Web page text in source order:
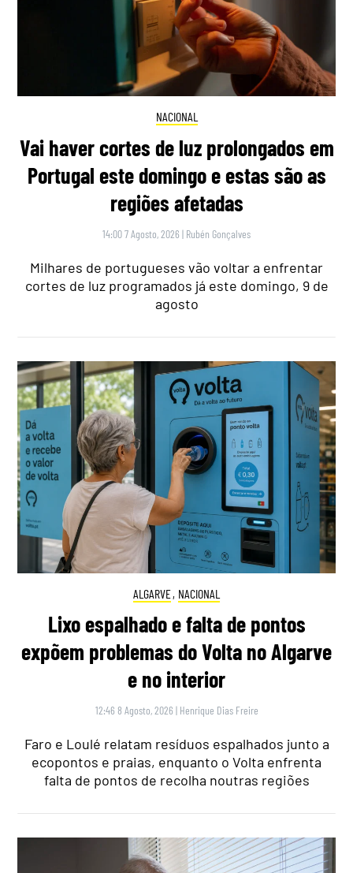
NACIONAL
Vai haver cortes de luz prolongados em
Portugal este domingo e estas são as
regiões afetadas
14:00 7 Agosto, 2026 | Rubén Gonçalves
Milhares de portugueses vão voltar a enfrentar
cortes de luz programados já este domingo, 9 de
agosto
ALGARVE, NACIONAL
Lixo espalhado e falta de pontos
expõem problemas do Volta no Algarve
e no interior
12:46 8 Agosto, 2026 | Henrique Dias Freire
Faro e Loulé relatam resíduos espalhados junto a
ecopontos e praias, enquanto o Volta enfrenta
falta de pontos de recolha noutras regiões